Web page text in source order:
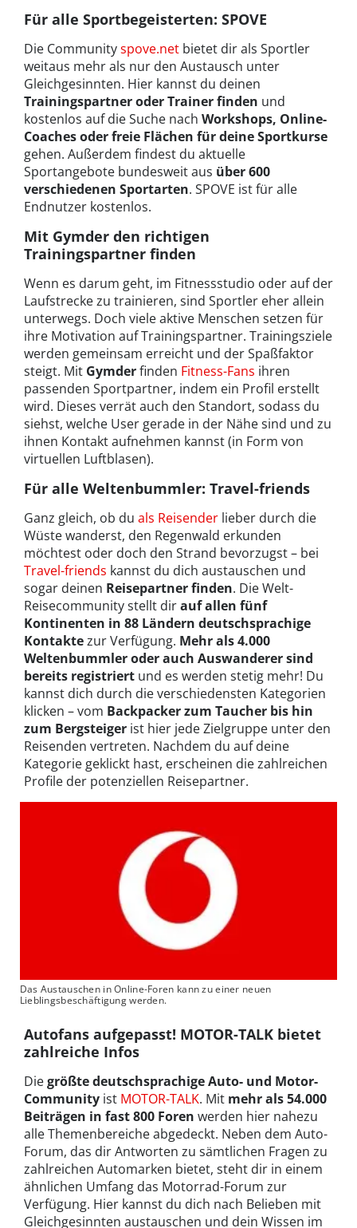
Für alle Sportbegeisterten: SPOVE
Die Communityspove.net bietet dir als Sportler
weitaus mehr als nur den Austausch unter
Gleichgesinnten. Hier kannst du deinen
Trainingspartner oder Trainer finden und
kostenlos auf die Suche nach Workshops, Online-
Coaches oder freie Flächen für deine Sportkurse
gehen. Außerdem findest du aktuelle
Sportangebote bundesweit aus über 600
verschiedenen Sportarten. SPOVE ist für alle
Endnutzer kostenlos.
Mit Gymder den richtigen
Trainingspartner finden
Wenn es darum geht, im Fitnessstudio oder auf der
Laufstrecke zu trainieren, sind Sportler eher allein
unterwegs. Doch viele aktive Menschen setzen für
ihre Motivation auf Trainingspartner. Trainingsziele
werden gemeinsam erreicht und der Spaßfaktor
steigt. Mit Gymderfinden Fitness-Fans ihren
passenden Sportpartner, indem ein Profil erstellt
wird. Dieses verrät auch den Standort, sodass du
siehst, welche User gerade in der Nähe sind und zu
ihnen Kontakt aufnehmen kannst (in Form von
virtuellen Luftblasen).
Für alle Weltenbummler: Travel-friends
Ganz gleich, ob du als Reisender lieber durch die
Wüste wanderst, den Regenwald erkunden
möchtest oder doch den Strand bevorzugst – bei
Travel-friends kannst du dich austauschen und
sogar deinen Reisepartner finden. Die Welt-
Reisecommunity stellt dirauf allen fünf
Kontinenten in 88 Ländern deutschsprachige
Kontaktezur Verfügung. Mehr als 4.000
Weltenbummler oder auch Auswanderer sind
bereits registriert und es werden stetig mehr! Du
kannst dich durch die verschiedensten Kategorien
klicken – vom Backpacker zum Taucher bis hin
zum Bergsteiger ist hier jede Zielgruppe unter den
Reisenden vertreten. Nachdem du auf deine
Kategorie geklickt hast, erscheinen die zahlreichen
Profile der potenziellen Reisepartner.
Das Austauschen in Online-Foren kann zu einer neuen
Lieblingsbeschäftigung werden.
Autofans aufgepasst! MOTOR-TALK bietet
zahlreiche Infos
Diegrößte deutschsprachige Auto- und Motor-
Community ist MOTOR-TALK. Mit mehr als 54.000
Beiträgen in fast 800 Foren werden hier nahezu
alle Themenbereiche abgedeckt. Neben dem Auto-
Forum, das dir Antworten zu sämtlichen Fragen zu
zahlreichen Automarken bietet, steht dir in einem
ähnlichen Umfang das Motorrad-Forum zur
Verfügung. Hier kannst du dich nach Belieben mit
Gleichgesinnten austauschen und dein Wissen im